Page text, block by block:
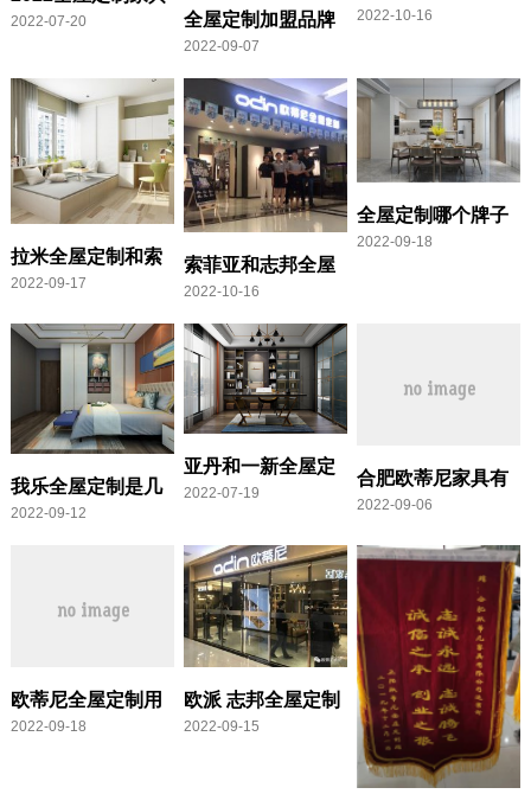
十大品牌排名
2022-07-20
全屋定制加盟品牌
欧蒂尼官网
2022-09-07
定制哪个好
2022-10-16
拉米全屋定制和索
菲亚哪个好
2022-09-17
索菲亚和志邦全屋
定制哪个牌子好
2022-10-16
全屋定制哪个牌子
性价比最高
2022-09-18
我乐全屋定制是几
线品牌？我乐全屋
2022-09-12
亚丹和一新全屋定
制哪个好
2022-07-19
合肥欧蒂尼家具有
限公司
2022-09-06
欧蒂尼全屋定制用
的什么板材,全屋定
2022-09-18
欧派 志邦全屋定制
哪个好
2022-09-15